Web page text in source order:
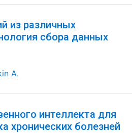
из различных
сбора данных
A.
интеллекта для
хронических болезней